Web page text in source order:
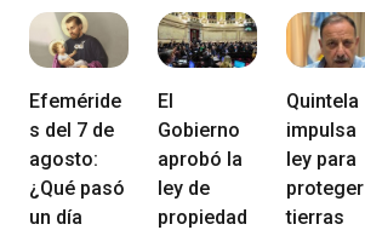
Efeméride
s del 7 de
agosto:
¿Qué pasó
un día
El
Gobierno
aprobó la
ley de
propiedad
Quintela
impulsa
ley para
proteger
tierras